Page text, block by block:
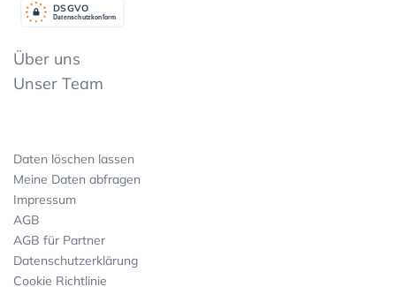
Datenschutzkonform
DSGVO
Über uns
Unser Team
Daten löschen lassen
Meine Daten abfragen
Impressum
AGB
AGB für Partner
Datenschutzerklärung
Cookie Richtlinie